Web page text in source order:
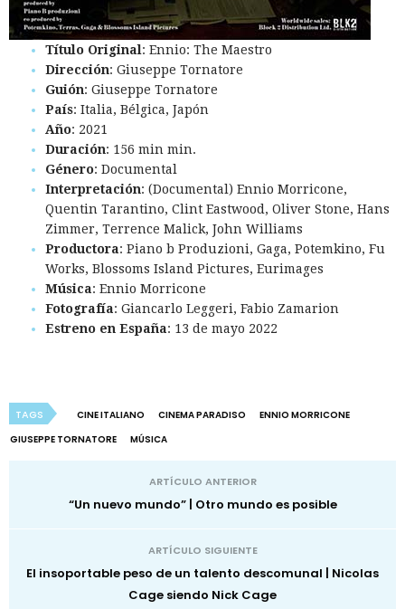
Título Original: Ennio: The Maestro
Dirección: Giuseppe Tornatore
Guión: Giuseppe Tornatore
País: Italia, Bélgica, Japón
Año: 2021
Duración: 156 min min.
Género: Documental
Interpretación: (Documental) Ennio Morricone,
Quentin Tarantino, Clint Eastwood, Oliver Stone, Hans
Zimmer, Terrence Malick, John Williams
Productora: Piano b Produzioni, Gaga, Potemkino, Fu
Works, Blossoms Island Pictures, Eurimages
Música: Ennio Morricone
Fotografía: Giancarlo Leggeri, Fabio Zamarion
Estreno en España: 13 de mayo 2022
TAGS CINE ITALIANO CINEMA PARADISO
ENNIO MORRICONE
GIUSEPPE TORNATORE
MÚSICA
ARTÍCULO ANTERIOR
“Un nuevo mundo” | Otro mundo es posible
ARTÍCULO SIGUIENTE
El insoportable peso de un talento descomunal | Nicolas
Cage siendo Nick Cage